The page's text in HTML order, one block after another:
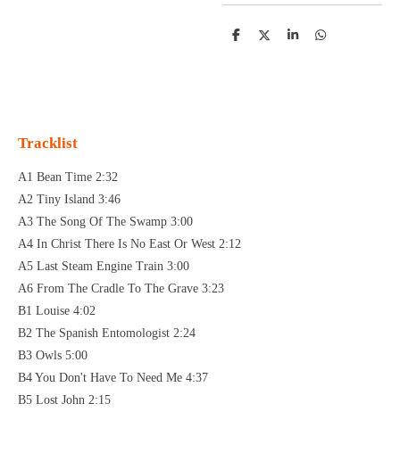
D
D
S
D
Tracklist
A1 Bean Time 2:32
A2 Tiny Island 3:46
A3 The Song Of The Swamp 3:00
A4 In Christ There Is No East Or West 2:12
A5 Last Steam Engine Train 3:00
A6 From The Cradle To The Grave 3:23
B1 Louise 4:02
B2 The Spanish Entomologist 2:24
B3 Owls 5:00
B4 You Don't Have To Need Me 4:37
B5 Lost John 2:15